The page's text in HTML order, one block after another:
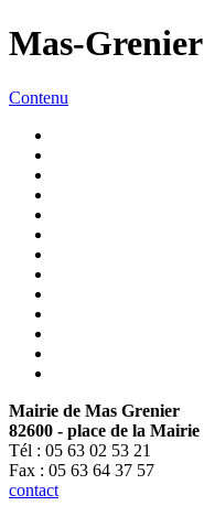
Mas-Grenier
Contenu
Mairie de Mas Grenier
82600 - place de la Mairie
Tél : 05 63 02 53 21
Fax : 05 63 64 37 57
contact